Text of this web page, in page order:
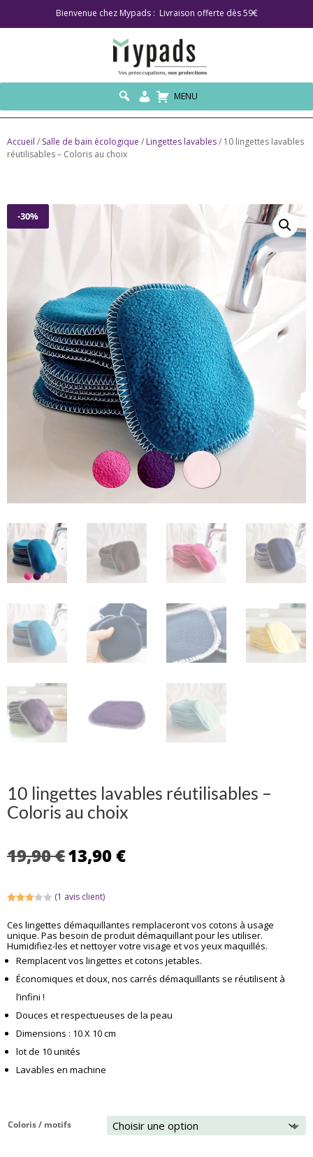
Bienvenue chez Mypads : Livraison offerte dès 59€
MENU
Accueil / Salle de bain écologique / Lingettes lavables/ 10 lingettes lavables
réutilisables – Coloris au choix
-30%
10 lingettes lavables réutilisables –
Coloris au choix
19,90€ Le
prix
était :
13,90€Le
prix
sur 5
basé
sur
notation
client
(1 avis client)
Ces lingettes démaquillantes remplaceront vos cotons à usage
unique. Pas besoin de produit démaquillant pour les utiliser.
Humidifiez-les et nettoyer votre visage et vos yeux maquillés.
Remplacent vos lingettes et cotons jetables.
Économiques et doux, nos carrés démaquillants se réutilisent à
l’infini !
Douces et respectueuses de la peau
Dimensions : 10 X 10 cm
lot de 10 unités
Lavables en machine
Coloris / motifs